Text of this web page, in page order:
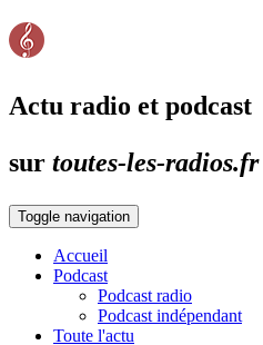
Actu radio et podcast
sur toutes-les-radios.fr
Toggle navigation
Accueil
Podcast
Podcast radio
Podcast indépendant
Toute l'actu